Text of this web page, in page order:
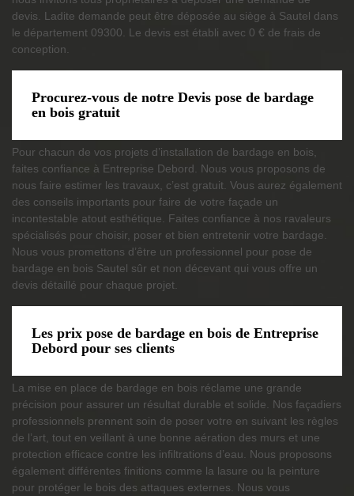
devis. Ladite demande peut être déposée au siège à Sautel dans
le département 09300. Le devis est établi avec 0 € de frais de
conception.
Procurez-vous de notre Devis pose de bardage
en bois gratuit
Pour chacun de vos projets d’installation de bardage en bois,
faites confiance à Entreprise Debord. Nous vous proposons de
nous faire estimer les travaux, c’est gratuit. Vous aurez également
des conseils importants pour faire de votre façade un
incontestable atout esthétique. Faites confiance à nos ravaleurs
spécialisés pour choisir, poser et bien entretenir votre bardage.
Nous vous promettons d’être un professionnel pour pose de
bardage en bois Sautel sûr et non décevant qui vous offre un
devis détaillé pour chaque projet.
Les prix pose de bardage en bois de Entreprise
Debord pour ses clients
La mise en place de bardage en bois réclame une grande
précision pour assurer un résultat durable et solide. Nos façadiers
professionnels prennent soin de poser votre en suivant les règles
de l’art, tout en veillant à une bonne aération des murs et une
protection efficace contre les infiltrations d’eau. Nous proposons
également différentes finitions comme la lasure ou la peinture
pour protéger le bois des attaques externes. Nous vous